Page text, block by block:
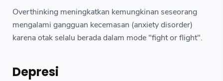
Overthinking meningkatkan kemungkinan seseorang
mengalami gangguan kecemasan (anxiety disorder)
karena otak selalu berada dalam mode "fight or flight".
Depresi